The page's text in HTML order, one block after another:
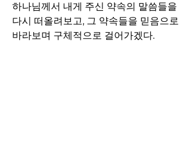
하나님께서 내게 주신 약속의 말씀들을
다시 떠올려보고, 그 약속들을 믿음으로
바라보며 구체적으로 걸어가겠다.